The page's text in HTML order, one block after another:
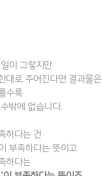
이 그렇지만
대로 주어진다면 결과물은
수록
밖에 없습니다.
하다는 건
부족하다는 뜻이고
하다는